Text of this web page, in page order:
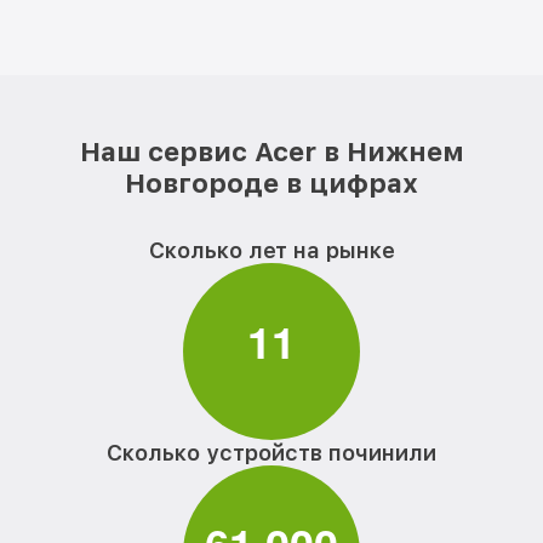
Наш сервис Acer в Нижнем
Новгороде в цифрах
Сколько лет на рынке
11
Сколько устройств починили